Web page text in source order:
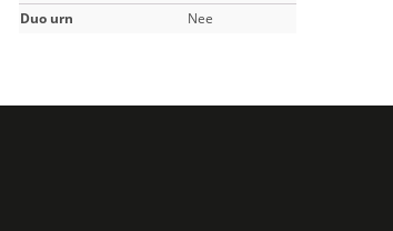
Duo urn
Nee